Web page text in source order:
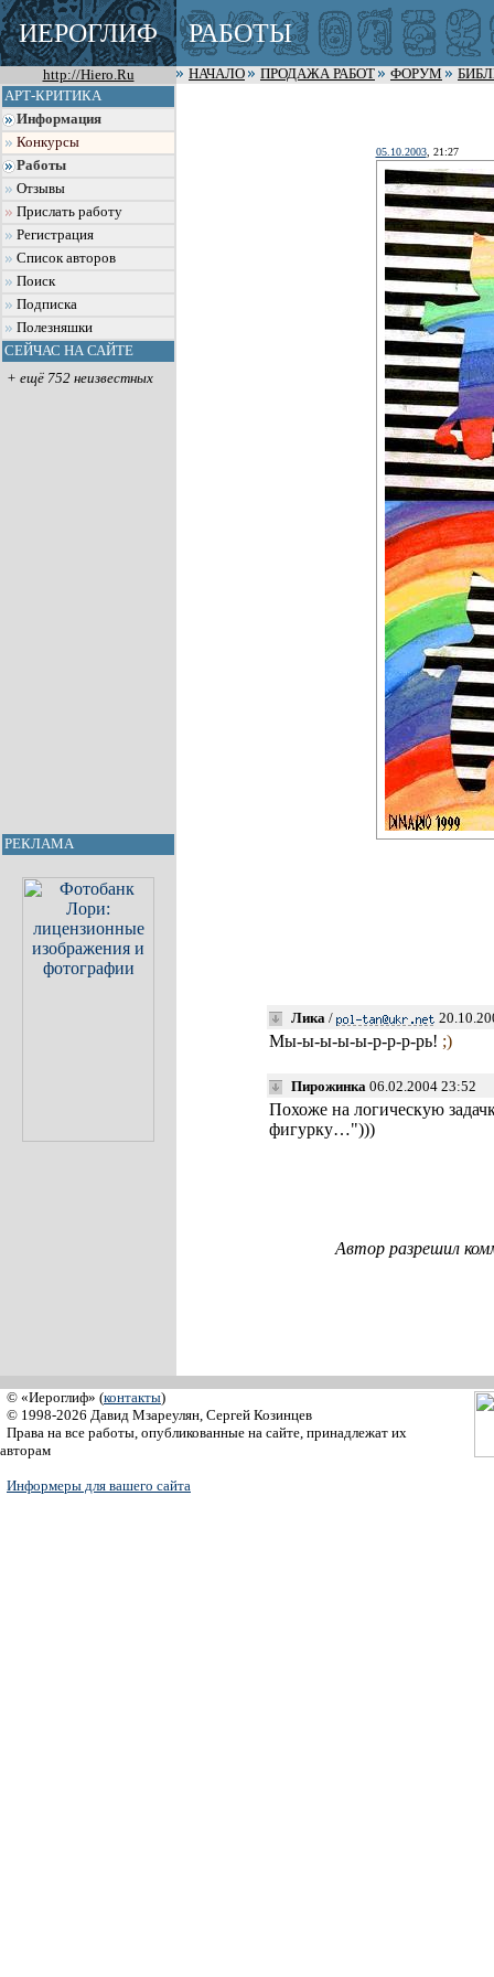
ИЕРОГЛИФ РАБОТЫ
http://Hiero.Ru НАЧАЛО ПРОДАЖА РАБОТ ФОРУМ
АРТ-КРИТИКА
Информация
Конкурсы
Работы
Отзывы
Прислать работу
Регистрация
Список авторов
Поиск
Подписка
Полезняшки
СЕЙЧАС НА САЙТЕ
+ ещё 752 неизвестных
РЕКЛАМА
05.10.2003, 21:27
Лика /
Мы-ы-ы-ы-ы-р-р-р-рь! ;)
Пирожинка 06.02.2004 23:52
Похоже на логическую
фигурку…")))
Автор разрешил
© «Иероглиф» (контакты)
© 1998-2026 Давид Мзареулян, Сергей Козинцев
Права на все работы, опубликованные на сайте, принадлежат их
авторам
Информеры для вашего сайта